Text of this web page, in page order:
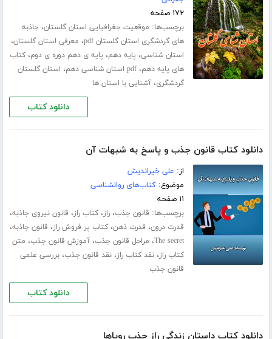
۱۷۲ صفحه
برچسب‌ها: موقعیت جغرافیایی استان گلستان، جاذبه
های گردشگری استان گلستان pdf
، معرفی استان گلستان،
استان شناسی، پایه دهم، پایه ی دهم دوره ی دوم،کتاب
های پایه دهم،pdf استان شناسی دهم ، استان گلستان
گردشگری،آشنایی با استان ها
دانلود کتاب
دانلود کتاب قانون جذب و پاسخ به شبهات آن
از: علی خیراندیش
موضوع:کتاب‌های روانشناسی
۱۱ صفحه
برچسب‌ها: قانون جذب،راز،کتاب راز، قانون نیروی جاذبه،
قدرت درون، قدرت ذهن،کتاب پر فروش راز، قانون جاذبه،
The secret، مراحل قانون جذب،آموزش قانون جذب، متن
کتاب راز،نقد کتاب راز،نقد قانون جذب،بررسی علمی
قانون جذب
دانلود کتاب
دانلود کتاب داستان زندگی راز جذب رویاها